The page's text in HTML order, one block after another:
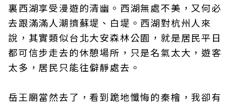
裏西湖享受漫遊的清幽。西湖無處不美，又何必
去跟滿滿人潮擠蘇堤、白堤。西湖對杭州人來
說，其實類似台北大安森林公園，就是居民平日
都可信步走去的休憩場所，只是名氣太大，遊客
太多，居民只能往僻靜處去。
岳王廟當然去了，看到跪地懺悔的秦檜，我卻有